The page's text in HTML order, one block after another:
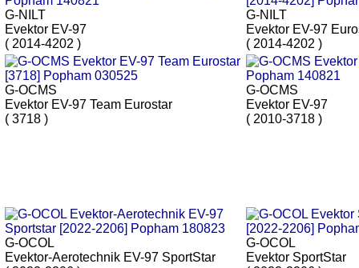
G-NILT
Evektor EV-97
( 2014-4202 )
G-NILT
Evektor EV-97
( 2014-4202 )
G-OCMS
Evektor EV-97 Team Eurostar
( 3718 )
G-OCMS
Evektor EV-97
( 2010-3718 )
G-OCOL
Evektor-Aerotechnik EV-97 SportStar
G-OCOL
Evektor SportStar